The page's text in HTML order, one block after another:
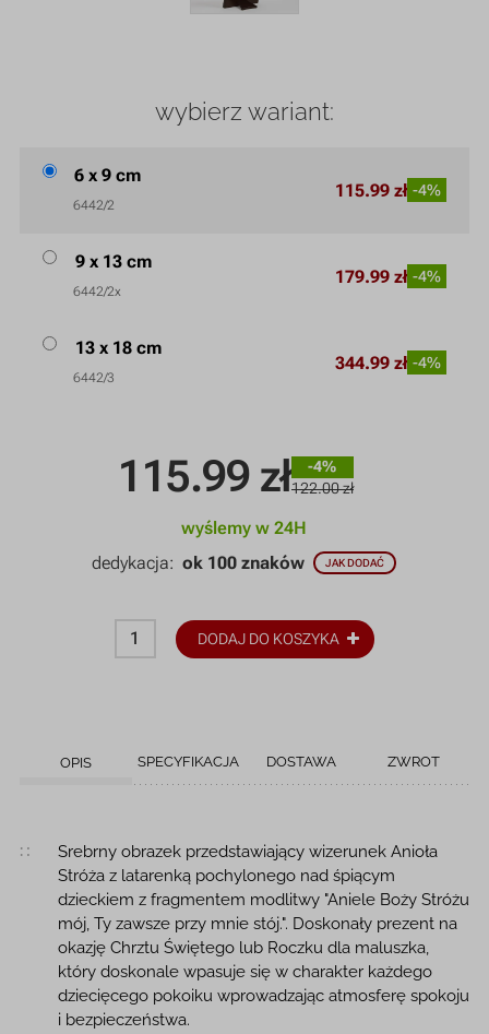
115.99 zł
-4%
122.00 zł
wyślemy w 24H
dedykacja:ok 100 znaków JAK DODAĆ
DODAJ DO KOSZYKA
wybierz wariant:
6 x 9 cm
6442/2
115.99 zł -4%
9 x 13 cm
6442/2x
179.99 zł -4%
13 x 18 cm
6442/3
344.99 zł -4%
OPIS SPECYFIKACJA DOSTAWA ZWROT
Opis produktu
Srebrny obrazek przedstawiający wizerunek Anioła
Stróża z latarenką pochylonego nad śpiącym
dzieckiem z fragmentem modlitwy "Aniele Boży Stróżu
mój, Ty zawsze przy mnie stój.". Doskonały prezent na
okazję Chrztu Świętego lub Roczku dla maluszka,
który doskonale wpasuje się w charakter każdego
dziecięcego pokoiku wprowadzając atmosferę spokoju
i bezpieczeństwa.